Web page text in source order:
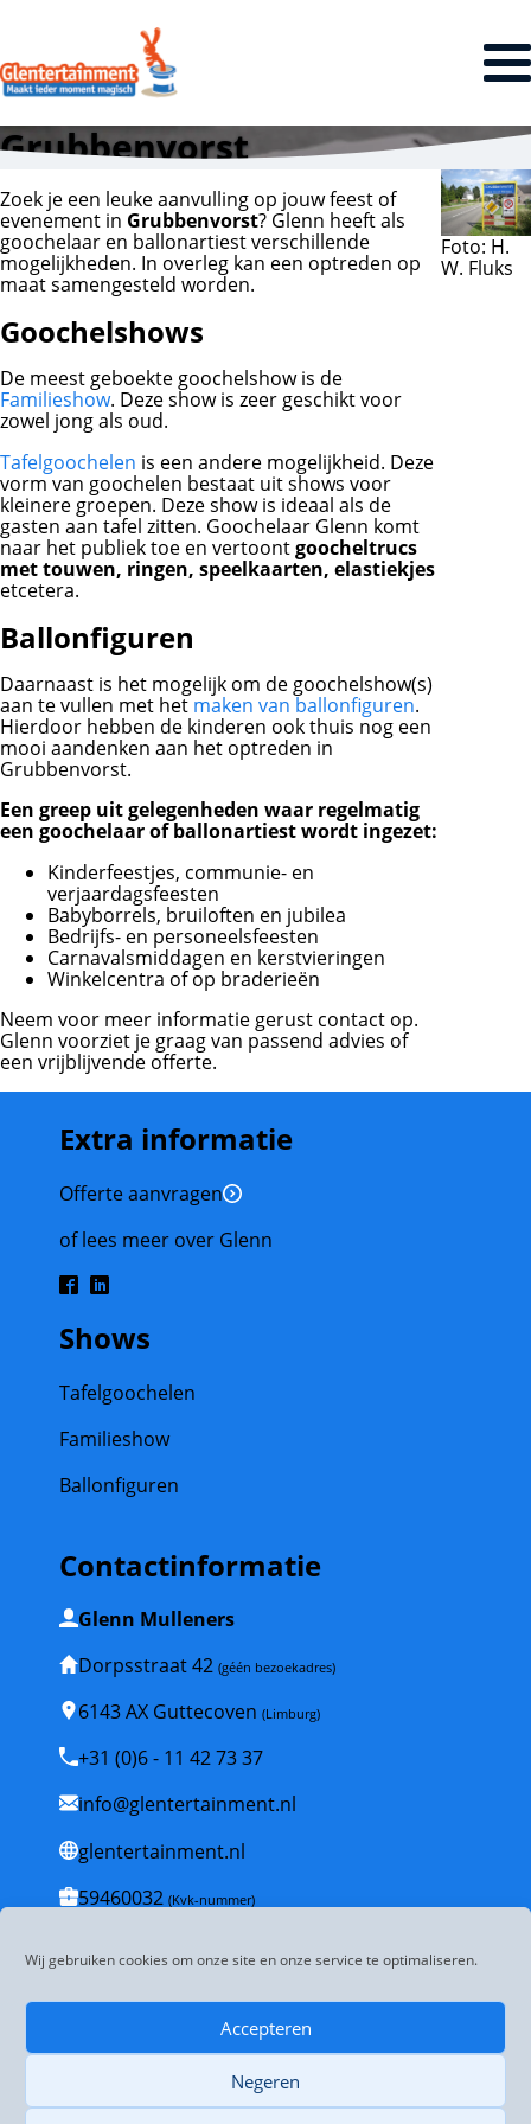
Wij gebruiken cookies om onze site en onze service te optimaliseren.
Accepteren
Negeren
Grubbenvorst
Zoek je een leuke aanvulling op jouw feest of
evenement in Grubbenvorst? Glenn heeft als
goochelaar en ballonartiest verschillende
mogelijkheden. In overleg kan een optreden op
maat samengesteld worden.
Goochelshows
De meest geboekte goochelshow is de
Familieshow. Deze show is zeer geschikt voor
zowel jong als oud.
Tafelgoochelen is een andere mogelijkheid. Deze
vorm van goochelen bestaat uit shows voor
kleinere groepen. Deze show is ideaal als de
gasten aan tafel zitten. Goochelaar Glenn komt
naar het publiek toe en vertoontgoocheltrucs
met touwen, ringen, speelkaarten, elastiekjes
etcetera.
Ballonfiguren
Daarnaast is het mogelijk om de goochelshow(s)
aan te vullen met het maken van ballonfiguren.
Hierdoor hebben de kinderen ook thuis nog een
mooi aandenken aan het optreden in
Grubbenvorst.
Een greep uit gelegenheden waar regelmatig
een goochelaar of ballonartiest wordt ingezet:
Kinderfeestjes, communie- en
verjaardagsfeesten
Babyborrels, bruiloften en jubilea
Bedrijfs- en personeelsfeesten
Carnavalsmiddagen en kerstvieringen
Winkelcentra of op braderieën
Neem voor meer informatie gerust contact op.
Glenn voorziet je graag van passend advies of
een vrijblijvende offerte.
Foto: H.
W. Fluks
Contactinformatie
Glenn Mulleners
Dorpsstraat 42 (géén bezoekadres)
6143 AX Guttecoven (Limburg)
+31 (0)6 - 11 42 73 37
info@glentertainment.nl
glentertainment.nl
59460032 (Kvk-nummer)
Shows
Tafelgoochelen
Familieshow
Ballonfiguren
Extra informatie
Offerte aanvragen
of lees meer over Glenn
Algemene voorwaarden